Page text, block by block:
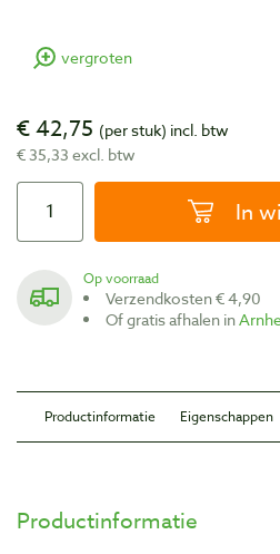
vergroten
€ 42,75 (per stuk) incl. btw
€ 35,33 excl. btw
In
Op voorraad
Verzendkosten € 4,90
Of gratis afhalen in
Productinformatie Eigenschappen
Productinformatie